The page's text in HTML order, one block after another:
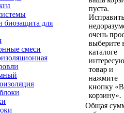
биозащита для
смеси
пуста.
очень
выберите
каталоге
товар и
нажмите
кнопку «В
корзину».
Общая